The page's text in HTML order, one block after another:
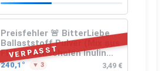
VERPASST
Preisfehler 🚨 BitterLiebe
Ballaststoff Pulver (Mix aus
Flohsamenschalen Inulin
(Präbiotika) Leinsamen &
240,1° ▼ 3 3,49 €